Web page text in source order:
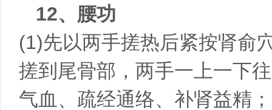
12、腰功
(1)先以两手搓热后紧按肾俞
搓到尾骨部，两手一上一下
气血、疏经通络、补肾益精；